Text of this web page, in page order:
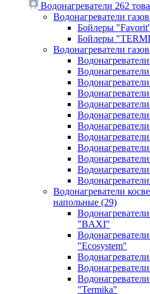
Водонагреватели 262
Водонагреватели
Бойлеры
Бойлеры
Водонагреватели
Водонагреватели
напольные (29)
"BAXI"
"Ecosystem"
"Termika"